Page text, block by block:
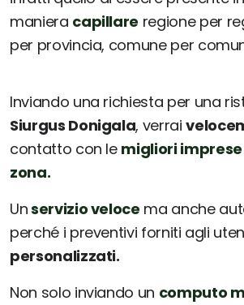
maniera capillare regione per
per provincia, comune per
Inviando una richiesta per una
Siurgus Donigala, verrai
contatto con le migliori
zona.
Unservizio veloce ma anche
perché i preventivi forniti agli
personalizzati.
Non solo inviando un computo